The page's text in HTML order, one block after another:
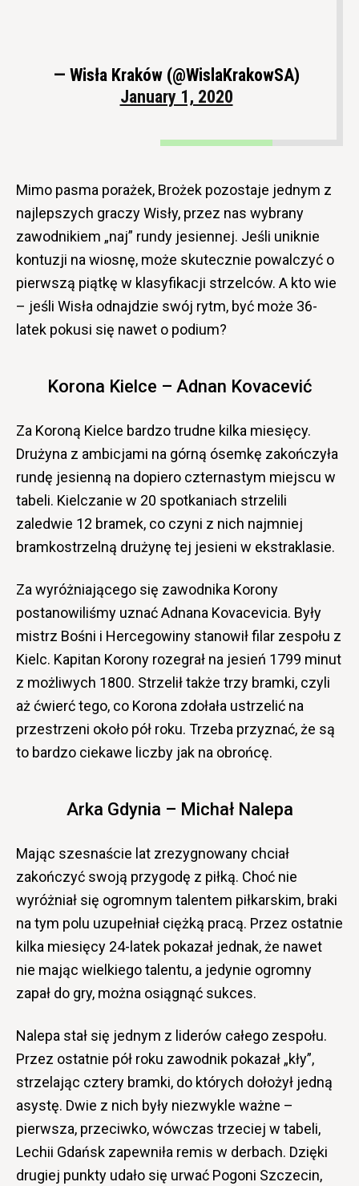
— Wisła Kraków (@WislaKrakowSA)
January 1, 2020
Mimo pasma porażek, Brożek pozostaje jednym z
najlepszych graczy Wisły, przez nas wybrany
zawodnikiem „naj” rundy jesiennej. Jeśli uniknie
kontuzji na wiosnę, może skutecznie powalczyć o
pierwszą piątkę w klasyfikacji strzelców. A kto wie
– jeśli Wisła odnajdzie swój rytm, być może 36-
latek pokusi się nawet o podium?
Korona Kielce – Adnan Kovacević
Za Koroną Kielce bardzo trudne kilka miesięcy.
Drużyna z ambicjami na górną ósemkę zakończyła
rundę jesienną na dopiero czternastym miejscu w
tabeli. Kielczanie w 20 spotkaniach strzelili
zaledwie 12 bramek, co czyni z nich najmniej
bramkostrzelną drużynę tej jesieni w ekstraklasie.
Za wyróżniającego się zawodnika Korony
postanowiliśmy uznać Adnana Kovacevicia. Były
mistrz Bośni i Hercegowiny stanowił filar zespołu z
Kielc. Kapitan Korony rozegrał na jesień 1799 minut
z możliwych 1800. Strzelił także trzy bramki, czyli
aż ćwierć tego, co Korona zdołała ustrzelić na
przestrzeni około pół roku. Trzeba przyznać, że są
to bardzo ciekawe liczby jak na obrońcę.
Arka Gdynia – Michał Nalepa
Mając szesnaście lat zrezygnowany chciał
zakończyć swoją przygodę z piłką. Choć nie
wyróżniał się ogromnym talentem piłkarskim, braki
na tym polu uzupełniał ciężką pracą. Przez ostatnie
kilka miesięcy 24-latek pokazał jednak, że nawet
nie mając wielkiego talentu, a jedynie ogromny
zapał do gry, można osiągnąć sukces.
Nalepa stał się jednym z liderów całego zespołu.
Przez ostatnie pół roku zawodnik pokazał „kły”,
strzelając cztery bramki, do których dołożył jedną
asystę. Dwie z nich były niezwykle ważne –
pierwsza, przeciwko, wówczas trzeciej w tabeli,
Lechii Gdańsk zapewniła remis w derbach. Dzięki
drugiej punkty udało się urwać Pogoni Szczecin,